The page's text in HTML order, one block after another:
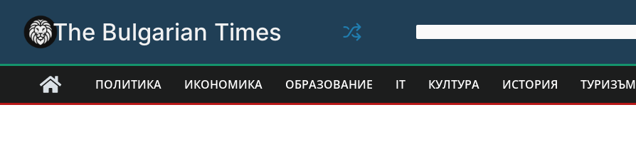
content
The Bulgarian Times
ПОЛИТИКА ИКОНОМИКА ОБРАЗОВАНИЕ IT КУЛТУРА ИСТОРИЯ ТУРИЗЪМ